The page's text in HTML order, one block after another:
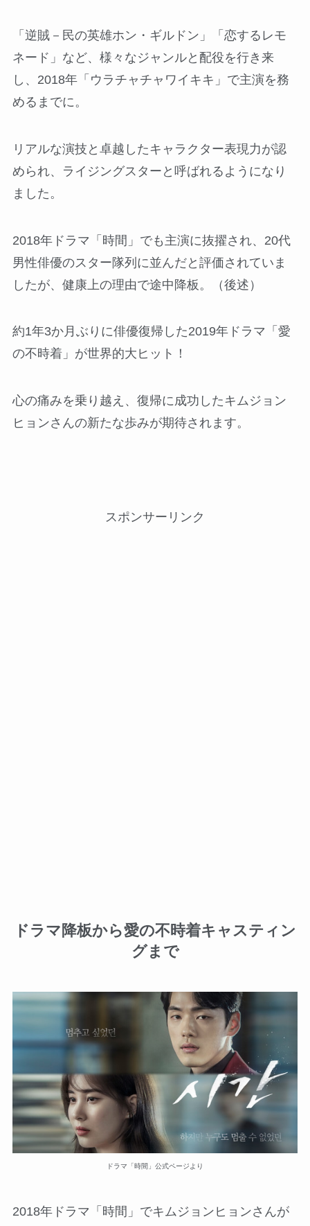
「逆賊－民の英雄ホン・ギルドン」「恋するレモ
ネード」など、様々なジャンルと配役を行き来
し、2018年「ウラチャチャワイキキ」で主演を務
めるまでに。
リアルな演技と卓越したキャラクター表現力が認
められ、ライジングスターと呼ばれるようになり
ました。
2018年ドラマ「時間」でも主演に抜擢され、20代
男性俳優のスター隊列に並んだと評価されていま
したが、健康上の理由で途中降板。（後述）
約1年3か月ぶりに俳優復帰した2019年ドラマ「愛
の不時着」が世界的大ヒット！
心の痛みを乗り越え、復帰に成功したキムジョン
ヒョンさんの新たな歩みが期待されます。
スポンサーリンク
ドラマ降板から愛の不時着キャスティン
グまで
ドラマ「時間」公式ページより
2018年ドラマ「時間」でキムジョンヒョンさんが